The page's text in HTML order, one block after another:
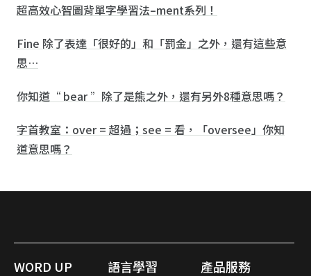
超高效心智圖背單字學習法–ment系列！
Fine 除了表達「很好的」和「罰金」之外，還有這些意
思…
你知道“ bear ”除了是熊之外，還有另外8種意思嗎？
字首教室：over = 超過；see = 看，「oversee」你知
道意思嗎？
WORD UP 語言學習 產品服務